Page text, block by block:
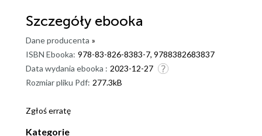
Szczegóły ebooka
Dane producenta »
ISBN Ebooka: 978-83-826-8383-7, 9788382683837
Data wydania ebooka : 2023-12-27
Rozmiar pliku Pdf: 277.3kB
Zgłoś erratę
Kategorie